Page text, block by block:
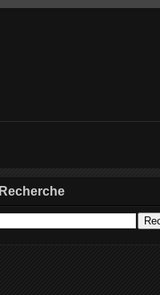
Recherche